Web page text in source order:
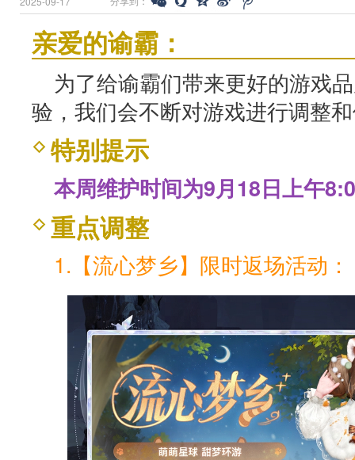
亲爱的谕霸：
为了给谕霸们带来更好的游戏
验，我们会不断对游戏进行调整
特别提示
本周维护时间为9月18日上午
重点调整
1.【流心梦乡】限时返场活动：